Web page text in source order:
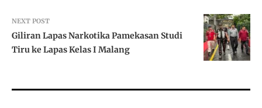
NEXT POST
Giliran Lapas Narkotika Pamekasan Studi
Tiru ke Lapas Kelas I Malang